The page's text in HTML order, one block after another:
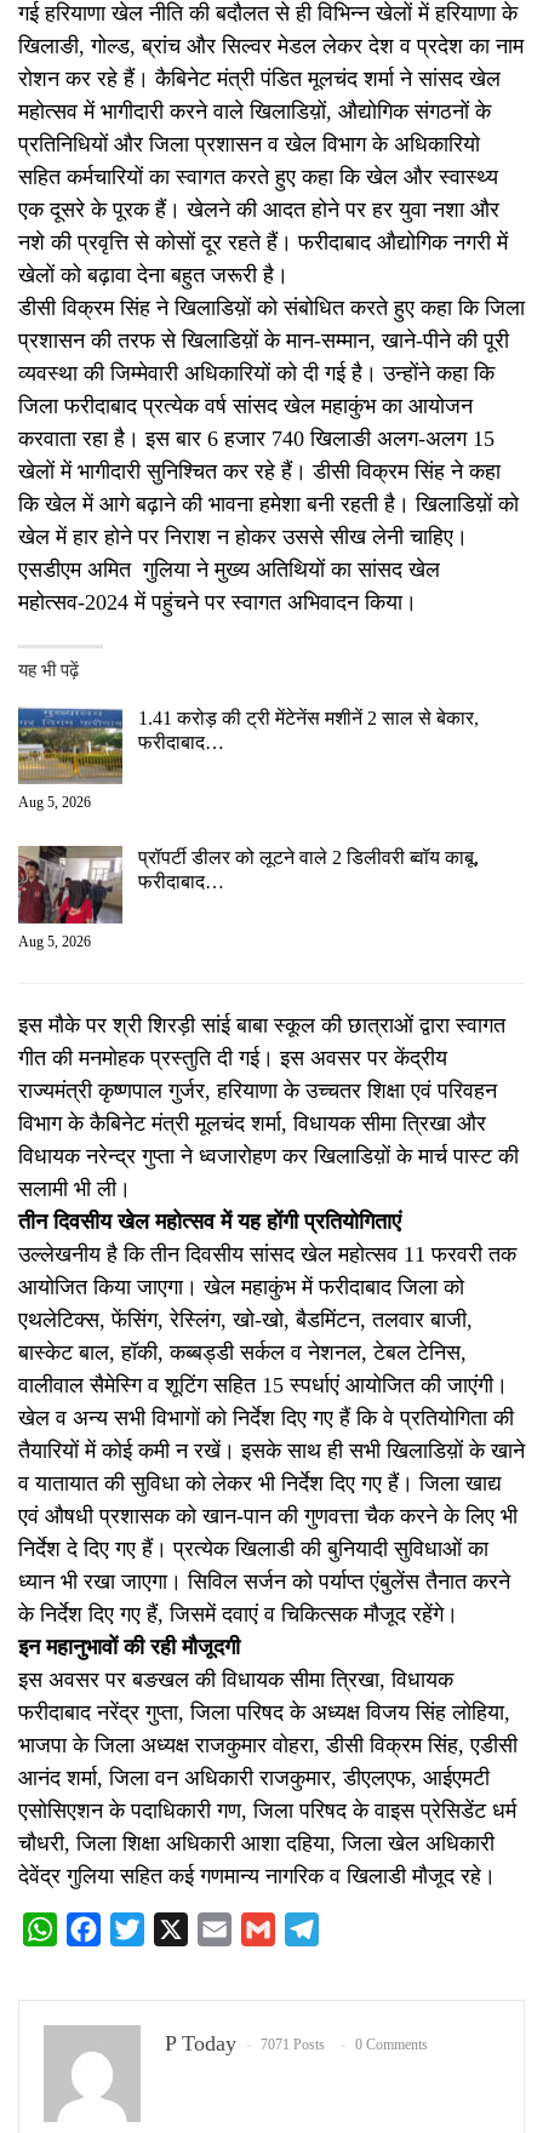
गई हरियाणा खेल नीति की बदौलत से ही विभिन्न खेलों में हरियाणा के
खिलाङी, गोल्ड, ब्रांच और सिल्वर मेडल लेकर देश व प्रदेश का नाम
रोशन कर रहे हैं। कैबिनेट मंत्री पंडित मूलचंद शर्मा ने सांसद खेल
महोत्सव में भागीदारी करने वाले खिलाडिय़ों, औद्योगिक संगठनों के
प्रतिनिधियों और जिला प्रशासन व खेल विभाग के अधिकारियो
सहित कर्मचारियों का स्वागत करते हुए कहा कि खेल और स्वास्थ्य
एक दूसरे के पूरक हैं। खेलने की आदत होने पर हर युवा नशा और
नशे की प्रवृत्ति से कोसों दूर रहते हैं। फरीदाबाद औद्योगिक नगरी में
खेलों को बढ़ावा देना बहुत जरूरी है।
डीसी विक्रम सिंह ने खिलाडिय़ों को संबोधित करते हुए कहा कि जिला
प्रशासन की तरफ से खिलाडिय़ों के मान-सम्मान, खाने-पीने की पूरी
व्यवस्था की जिम्मेवारी अधिकारियों को दी गई है। उन्होंने कहा कि
जिला फरीदाबाद प्रत्येक वर्ष सांसद खेल महाकुंभ का आयोजन
करवाता रहा है। इस बार 6 हजार 740 खिलाङी अलग-अलग 15
खेलों में भागीदारी सुनिश्चित कर रहे हैं। डीसी विक्रम सिंह ने कहा
कि खेल में आगे बढ़ाने की भावना हमेशा बनी रहती है। खिलाडिय़ों को
खेल में हार होने पर निराश न होकर उससे सीख लेनी चाहिए।
एसडीएम अमित गुलिया ने मुख्य अतिथियों का सांसद खेल
महोत्सव-2024 में पहुंचने पर स्वागत अभिवादन किया।
यह भी पढ़ें
1.41 करोड़ की ट्री मेंटेनेंस मशीनें 2 साल से बेकार,
फरीदाबाद…
Aug 5, 2026
प्रॉपर्टी डीलर को लूटने वाले 2 डिलीवरी ब्वॉय काबू,
फरीदाबाद…
Aug 5, 2026
इस मौके पर श्री शिरड़ी सांई बाबा स्कूल की छात्राओं द्वारा स्वागत
गीत की मनमोहक प्रस्तुति दी गई। इस अवसर पर केंद्रीय
राज्यमंत्री कृष्णपाल गुर्जर, हरियाणा के उच्चतर शिक्षा एवं परिवहन
विभाग के कैबिनेट मंत्री मूलचंद शर्मा, विधायक सीमा त्रिखा और
विधायक नरेन्द्र गुप्ता ने ध्वजारोहण कर खिलाडिय़ों के मार्च पास्ट की
सलामी भी ली।
तीन दिवसीय खेल महोत्सव में यह होंगी प्रतियोगिताएं
उल्लेखनीय है कि तीन दिवसीय सांसद खेल महोत्सव 11 फरवरी तक
आयोजित किया जाएगा। खेल महाकुंभ में फरीदाबाद जिला को
एथलेटिक्स, फेंसिंग, रेस्लिंग, खो-खो, बैडमिंटन, तलवार बाजी,
बास्केट बाल, हॉकी, कब्बड्डी सर्कल व नेशनल, टेबल टेनिस,
वालीवाल सैमेस्गि व शूटिंग सहित 15 स्पर्धाएं आयोजित की जाएंगी।
खेल व अन्य सभी विभागों को निर्देश दिए गए हैं कि वे प्रतियोगिता की
तैयारियों में कोई कमी न रखें। इसके साथ ही सभी खिलाडिय़ों के खाने
व यातायात की सुविधा को लेकर भी निर्देश दिए गए हैं। जिला खाद्य
एवं औषधी प्रशासक को खान-पान की गुणवत्ता चैक करने के लिए भी
निर्देश दे दिए गए हैं। प्रत्येक खिलाडी की बुनियादी सुविधाओं का
ध्यान भी रखा जाएगा। सिविल सर्जन को पर्याप्त एंबुलेंस तैनात करने
के निर्देश दिए गए हैं, जिसमें दवाएं व चिकित्सक मौजूद रहेंगे।
इन महानुभावों की रही मौजूदगी
इस अवसर पर बङखल की विधायक सीमा त्रिखा, विधायक
फरीदाबाद नरेंद्र गुप्ता, जिला परिषद के अध्यक्ष विजय सिंह लोहिया,
भाजपा के जिला अध्यक्ष राजकुमार वोहरा, डीसी विक्रम सिंह, एडीसी
आनंद शर्मा, जिला वन अधिकारी राजकुमार, डीएलएफ, आईएमटी
एसोसिएशन के पदाधिकारी गण, जिला परिषद के वाइस प्रेसिडेंट धर्म
चौधरी, जिला शिक्षा अधिकारी आशा दहिया, जिला खेल अधिकारी
देवेंद्र गुलिया सहित कई गणमान्य नागरिक व खिलाडी मौजूद रहे।
WhatsAppFacebook
Twitter Email Gmail
P Today 7071 Posts 0 Comments